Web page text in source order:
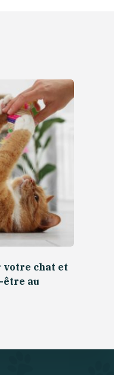
votre chat et
être au